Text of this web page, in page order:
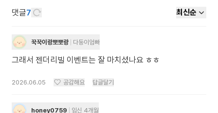
댓글7 최신순
꾹꾹이랑뽀뽀랑 다둥이엄빠
그래서 젠더리빌 이벤트는 잘 마치셨나요 ㅎㅎ
2026.06.05 공감해요 답글달기
honey0759 임신 4개월